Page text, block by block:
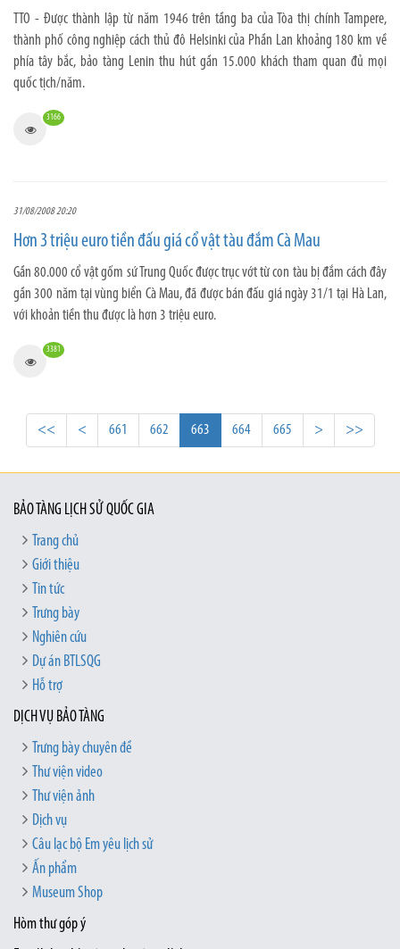
TTO - Được thành lập từ năm 1946 trên tầng ba của Tòa thị chính Tampere,
thành phố công nghiệp cách thủ đô Helsinki của Phần Lan khoảng 180 km về
phía tây bắc, bảo tàng Lenin thu hút gần 15.000 khách tham quan đủ mọi
quốc tịch/năm.
3166
31/08/2008 20:20
Hơn 3 triệu euro tiền đấu giá cổ vật tàu đắm Cà Mau
Gần 80.000 cổ vật gốm sứ Trung Quốc được trục vớt từ con tàu bị đắm cách đây
gần 300 năm tại vùng biển Cà Mau, đã được bán đấu giá ngày 31/1 tại Hà Lan,
với khoản tiền thu được là hơn 3 triệu euro.
3381
<< < 661 662 663 664 665 > >>
BẢO TÀNG LỊCH SỬ QUỐC GIA
Trang chủ
Giới thiệu
Tin tức
Trưng bày
Nghiên cứu
Dự án BTLSQG
Hỗ trợ
DỊCH VỤ BẢO TÀNG
Trưng bày chuyên đề
Thư viện video
Thư viện ảnh
Dịch vụ
Câu lạc bộ Em yêu lịch sử
Ấn phẩm
Museum Shop
Hòm thư góp ý